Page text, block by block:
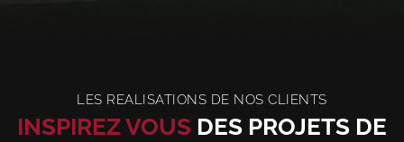
LES REALISATIONS DE NOS CLIENTS
INSPIREZ VOUS DES PROJETS DE